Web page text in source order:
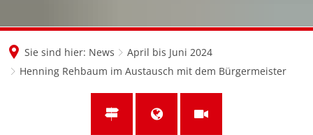
Sie sind hier: News
April bis Juni 2024
Henning Rehbaum im Austausch mit dem Bürgermeister